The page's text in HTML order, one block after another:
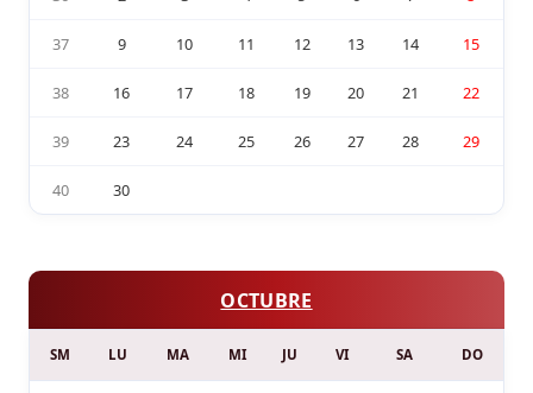
37 9 10 11 12 13 14 15
38 16 17 18 19 20 21 22
39 23 24 25 26 27 28 29
40 30
OCTUBRE
SM LU MA MI JU VI SA DO